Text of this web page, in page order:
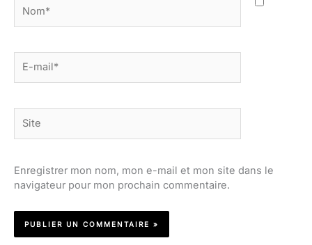
mail*
Enregistrer mon nom, mon e-mail et mon site dans le
navigateur pour mon prochain commentaire.